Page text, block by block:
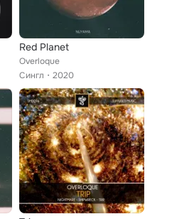
Red Planet
Overloque
Сингл
2020